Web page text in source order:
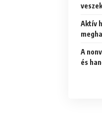
Aktív
A
és